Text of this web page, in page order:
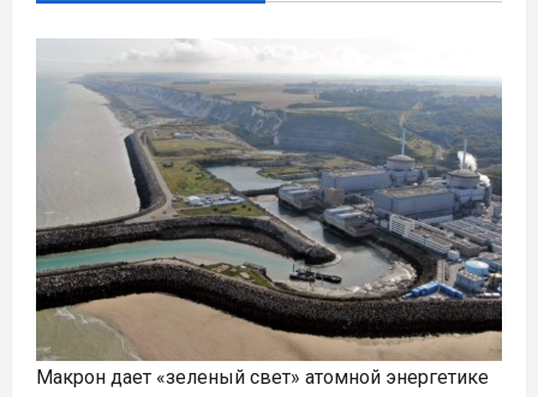
Макрон дает «зеленый свет» атомной энергетике